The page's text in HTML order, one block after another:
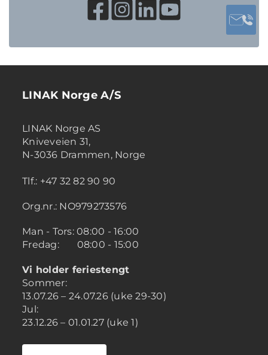
LINAK Norge A/S
LINAK Norge AS
Kniveveien 31,
N-3036 Drammen, Norge
Tlf.: +47 32 82 90 90
Org.nr.: NO979273576
Man - Tors: 08:00 - 16:00
Fredag: 08:00 - 15:00
Vi holder feriestengt
Sommer:
13.07.26 – 24.07.26 (uke 29-30)
Jul:
23.12.26 – 01.01.27 (uke 1)